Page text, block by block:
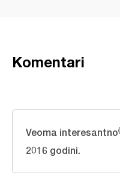
Komentari
Veoma interesantno
2016 godini.